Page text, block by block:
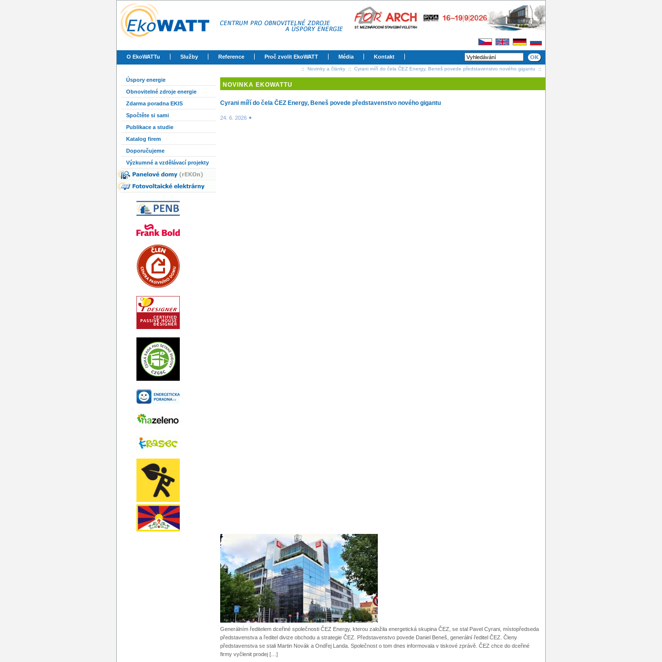
O EkoWATTu Služby Reference Proč zvolit EkoWATT Média Kontakt
:: Novinky a články :: Cyrani míří do čela ČEZ Energy, Beneš povede představenstvo nového gigantu ::
Úspory energie
Obnovitelné zdroje energie
Zdarma poradna EKIS
Spočtěte si sami
Publikace a studie
Katalog firem
Doporučujeme
Výzkumné a vzdělávací projekty
NOVINKA EKOWATTU
Cyrani míří do čela ČEZ Energy, Beneš povede představenstvo nového gigantu
24. 6. 2026
Generálním ředitelem dceřiné společnosti ČEZ Energy, kterou založila energetická skupina ČEZ, se stal Pavel Cyrani, místopředseda
představenstva a ředitel divize obchodu a strategie ČEZ. Představenstvo povede Daniel Beneš, generální ředitel ČEZ. Členy
představenstva se stali Martin Novák a Ondřej Landa. Společnost o tom dnes informovala v tiskové zprávě. ČEZ chce do dceřiné
firmy vyčlenit prodej […]